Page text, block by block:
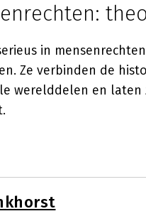
in
Ze verbinden de
werelddelen en